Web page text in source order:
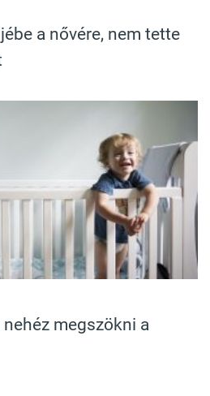
a nővére, nem tette
megszökni a